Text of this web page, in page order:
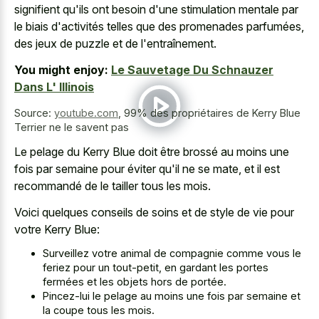
signifient qu'ils ont besoin d'une stimulation mentale par
le biais d'activités telles que des promenades parfumées,
des jeux de puzzle et de l'entraînement.
You might enjoy: Le Sauvetage Du Schnauzer
Dans L' Illinois
Source: youtube.com 99% des propriétaires de Kerry Blue
Terrier ne le savent pas
Le pelage du Kerry Blue doit être brossé au moins une
fois par semaine pour éviter qu'il ne se mate, et il est
recommandé de le tailler tous les mois.
Voici quelques conseils de soins et de style de vie pour
votre Kerry Blue:
Surveillez votre animal de compagnie comme vous le
feriez pour un tout-petit, en gardant les portes
fermées et les objets hors de portée.
Pincez-lui le pelage au moins une fois par semaine et
la coupe tous les mois.